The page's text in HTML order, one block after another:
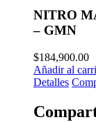
NITRO
– GMN
$184,900.00
Añadir al
Detalles